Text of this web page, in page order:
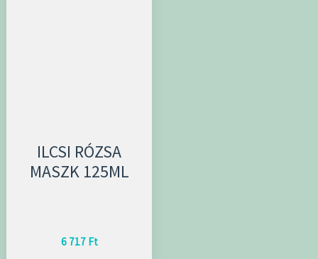
ILCSI RÓZSA
MASZK 125ML
6 717 Ft